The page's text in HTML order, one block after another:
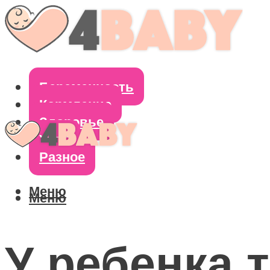
Беременность
Кормление
Здоровье
Уход
Разное
Меню
Меню